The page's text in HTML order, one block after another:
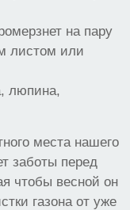
на пару
листом или
люпина,
места нашего
заботы перед
чтобы весной он
газона от уже